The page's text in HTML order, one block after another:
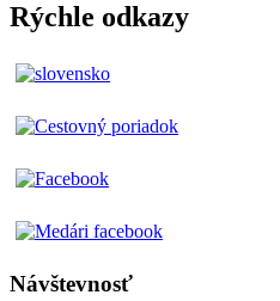
Rýchle odkazy
Návštevnosť